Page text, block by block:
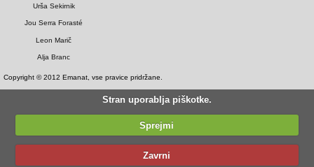
Urša Sekirnik
Jou Serra Forasté
Leon Marič
Alja Branc
Copyright © 2012 Emanat, vse pravice pridržane.
Stran uporablja piškotke.
Sprejmi
Zavrni